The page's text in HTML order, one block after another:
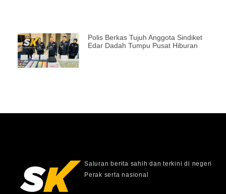
Polis Berkas Tujuh Anggota Sindiket
Edar Dadah Tumpu Pusat Hiburan
Saluran berita sahih dan terkini di negeri
Perak serta nasional